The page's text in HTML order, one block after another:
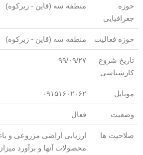
حوزه
جغرافیایی
منطقه سه (قاین - زیرکوه)
حوزه فعالیت منطقه سه (قاین - زیرکوه)
تاریخ شروع
کارشناسی
۹۹/۰۹/۲۷
موبایل ۰۹۱۵۱۶۰۲۰۶۲
وضعیت فعال
صلاحیت ها
ارزیابی اراضی مزروعی و
محصولات آنها و برآورد